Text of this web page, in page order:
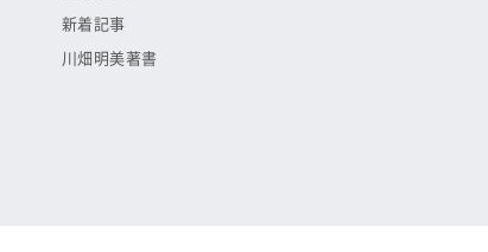
新着記事
川畑明美著書